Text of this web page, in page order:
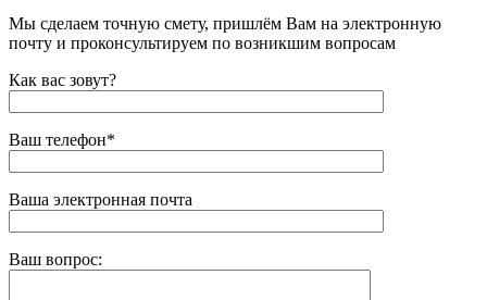
Мы сделаем точную смету, пришлём Вам на электронную
почту и проконсультируем по возникшим вопросам
Как вас зовут?
Ваш телефон*
Ваша электронная почта
Ваш вопрос: